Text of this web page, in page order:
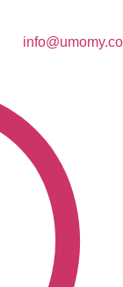
info@umomy.co